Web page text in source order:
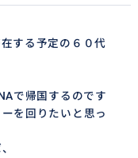
する予定の６０代
で帰国するのです
を回りたいと思っ